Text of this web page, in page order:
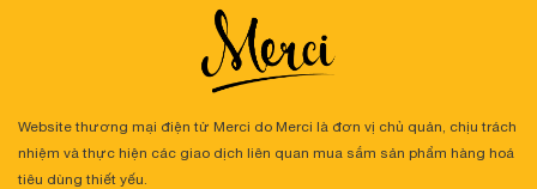
Website thương mại điện tử Merci do Merci là đơn vị chủ quản, chịu trách
nhiệm và thực hiện các giao dịch liên quan mua sắm sản phẩm hàng hoá
tiêu dùng thiết yếu.